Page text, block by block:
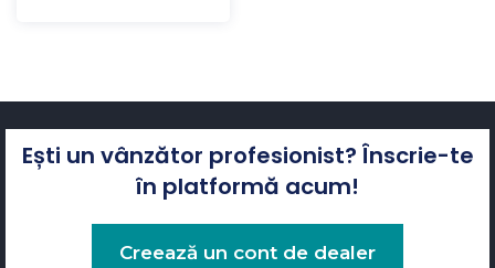
Ești un vânzător profesionist? Înscrie-te
în platformă acum!
Creează un cont de dealer